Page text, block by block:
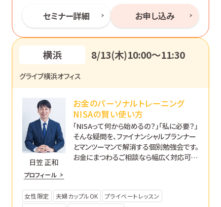
セミナー詳細 お申し込み
横浜 8/13(木)10:00〜11:30
グライブ横浜オフィス
日笠 正和
プロフィール
お金のパーソナルトレーニング
NISAの賢い使い方
「NISAって何から始めるの？」「私に必要？」
そんな疑問を、ファイナンシャルプランナー
とマンツーマンで解消する個別勉強会です。
お金にまつわるご相談なら幅広く対応可能
女性限定 夫婦カップルOK
プライベートレッスン